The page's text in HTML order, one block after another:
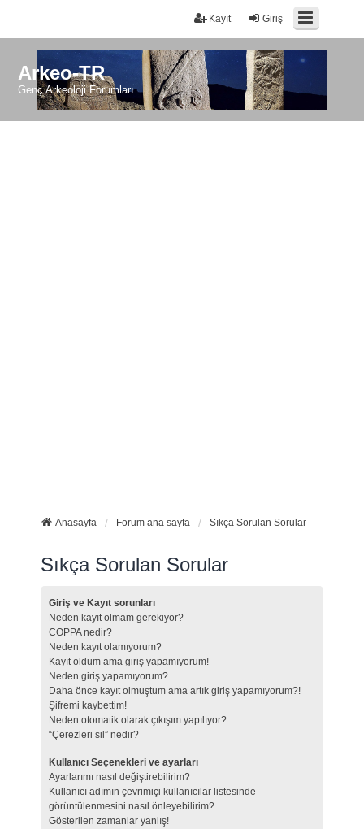
Giriş
Kayıt
Arkeo-TR
Genç Arkeoloji Forumları
Anasayfa Forum ana sayfa Sıkça Sorulan Sorular
Sıkça Sorulan Sorular
Giriş ve Kayıt sorunları
Neden kayıt olmam gerekiyor?
COPPA nedir?
Neden kayıt olamıyorum?
Kayıt oldum ama giriş yapamıyorum!
Neden giriş yapamıyorum?
Daha önce kayıt olmuştum ama artık giriş yapamıyorum?!
Şifremi kaybettim!
Neden otomatik olarak çıkışım yapılıyor?
“Çerezleri sil” nedir?
Kullanıcı Seçenekleri ve ayarları
Ayarlarımı nasıl değiştirebilirim?
Kullanıcı adımın çevrimiçi kullanıcılar listesinde
görüntülenmesini nasıl önleyebilirim?
Gösterilen zamanlar yanlış!